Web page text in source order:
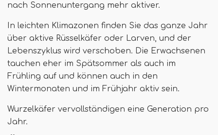
nach Sonnenuntergang mehr aktiver.
In leichten Klimazonen finden Sie das ganze Jahr
über aktive Rüsselkäfer oder Larven, und der
Lebenszyklus wird verschoben. Die Erwachsenen
tauchen eher im Spätsommer als auch im
Frühling auf und können auch in den
Wintermonaten und im Frühjahr aktiv sein.
Wurzelkäfer vervollständigen eine Generation pro
Jahr.